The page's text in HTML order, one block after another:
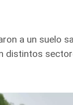
25, Carlos
a un suelo
distintos